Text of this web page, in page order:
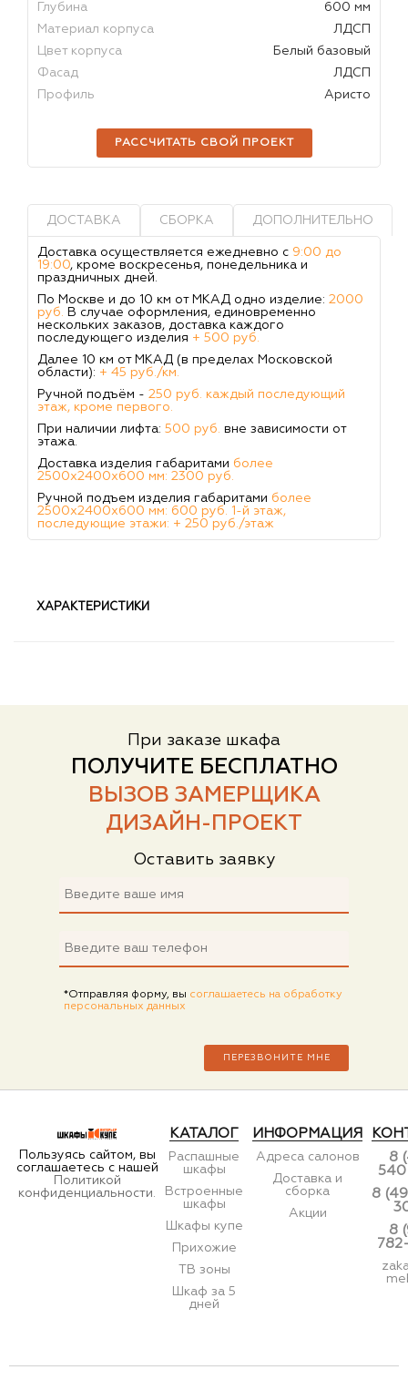
Глубина
600 мм
Материал корпуса
ЛДСП
Цвет корпуса
Белый базовый
Фасад
ЛДСП
Профиль
Аристо
РАССЧИТАТЬ СВОЙ ПРОЕКТ
ДОСТАВКА СБОРКА ДОПОЛНИТЕЛЬНО
Доставка осуществляется ежедневно с 9:00 до
19:00, кроме воскресенья, понедельника и
праздничных дней.
По Москве и до 10 км от МКАД одно изделие: 2000
руб. В случае оформления, единовременно
нескольких заказов, доставка каждого
последующего изделия + 500 руб.
Далее 10 км от МКАД (в пределах Московской
области): + 45 руб./км.
Ручной подъём - 250 руб. каждый последующий
этаж, кроме первого.
При наличии лифта: 500 руб. вне зависимости от
этажа.
Доставка изделия габаритами более
2500х2400х600 мм: 2300 руб.
Ручной подъем изделия габаритами более
2500х2400х600 мм: 600 руб. 1-й этаж,
последующие этажи: + 250 руб./этаж
ХАРАКТЕРИСТИКИ
При заказе шкафа
ПОЛУЧИТЕ БЕСПЛАТНО
ВЫЗОВ ЗАМЕРЩИКА
ДИЗАЙН-ПРОЕКТ
Оставить заявку
*Отправляя форму, вы соглашаетесь на обработку
персональных данных
Пользуясь сайтом, вы
соглашаетесь с нашей
Политикой
конфиденциальности.
КАТАЛОГ
Распашные
шкафы
Встроенные
шкафы
Шкафы купе
Прихожие
ТВ зоны
Шкаф за 5
дней
ИНФОРМАЦИЯ
Адреса салонов
Доставка и
сборка
Акции
8
8
8